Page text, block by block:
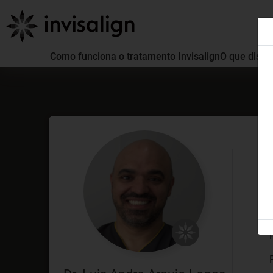
Como funciona o tratamento InvisalignO que